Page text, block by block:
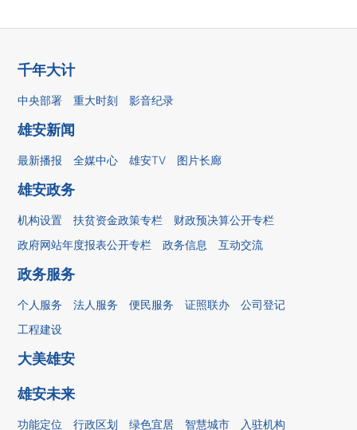
千年大计
中央部署 重大时刻 影音纪录
雄安新闻
最新播报 全媒中心 雄安TV 图片长廊
雄安政务
机构设置 扶贫资金政策专栏
财政预决算公开专栏
政府网站年度报表公开专栏
政务信息 互动交流
政务服务
个人服务 法人服务 便民服务 证照联办
公司登记
工程建设
大美雄安
雄安未来
功能定位 行政区划 绿色宜居 智慧城市 入驻机构